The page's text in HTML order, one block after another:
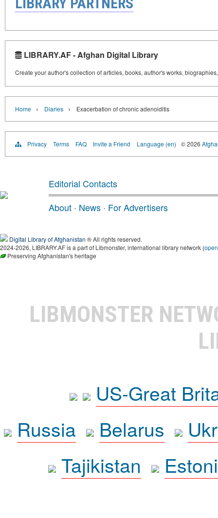
LIBRARY.AF - Afghan Digital Library
Create your author's collection of articles, books, author's works,
Home › Diaries › Exacerbation of chronic adenoiditis
Privacy Terms FAQ Invite a Friend Language (en) © 2026
Editorial Contacts
About · News · For Advertisers
Digital Library of Afghanistan ® All rights reserved.
2024-2026, LIBRARY.AF is a part of Libmonster, international library network (
Preserving Afghanistan's heritage
LIBMONSTER
US-Great
Russia
Belarus
Tajikistan